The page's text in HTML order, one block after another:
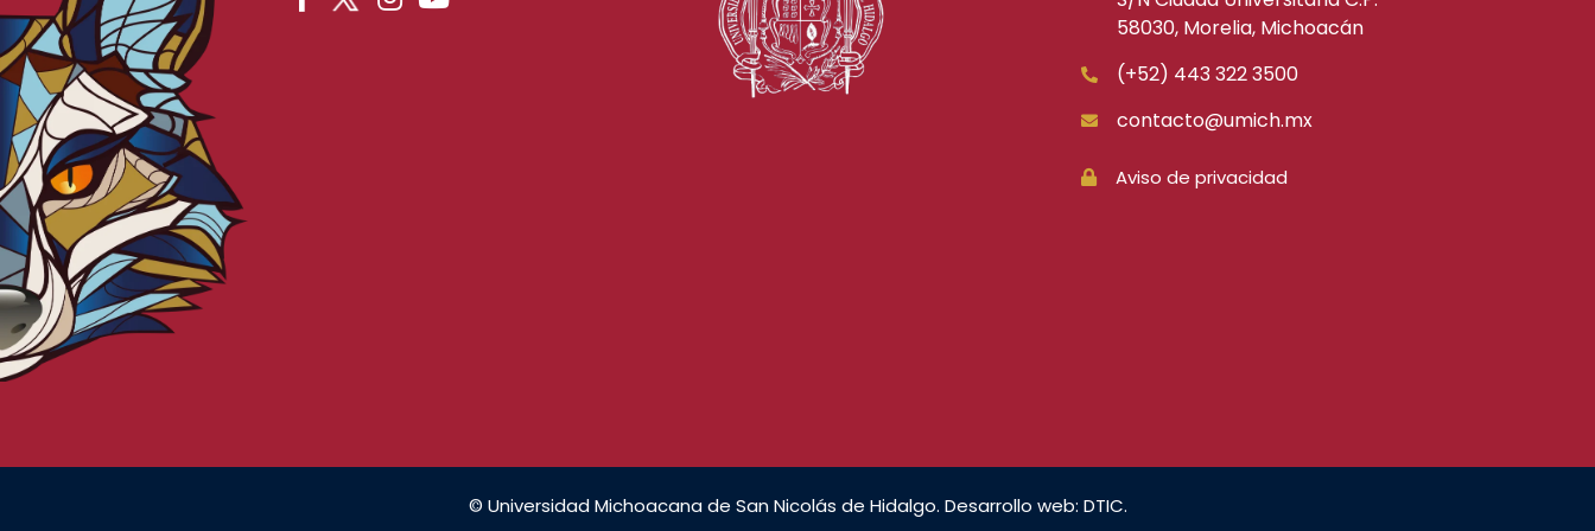
58030, Morelia, Michoacán
(+52) 443 322 3500
contacto@umich.mx
Aviso de privacidad
© Universidad Michoacana de San Nicolás de Hidalgo. Desarrollo web: DTIC.